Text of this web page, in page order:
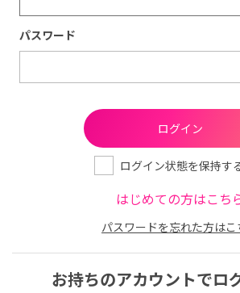
パスワード
ログイン状態を保持す
はじめての方はこち
パスワードを忘れた方はこ
お持ちのアカウントでロ